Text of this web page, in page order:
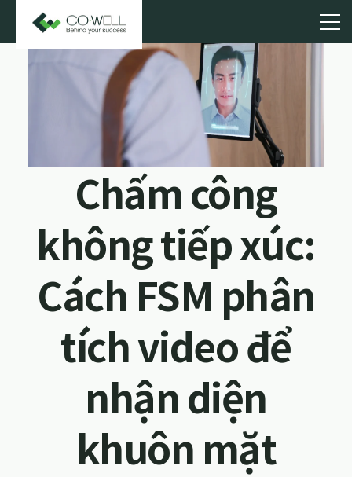
Chấm công
không tiếp xúc:
Cách FSM phân
tích video để
nhận diện
khuôn mặt